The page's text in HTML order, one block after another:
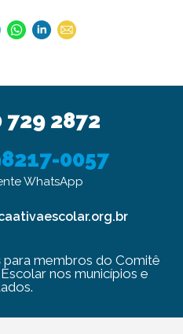
729 2872
0057
WhatsApp
para membros do Comitê
nos municípios e